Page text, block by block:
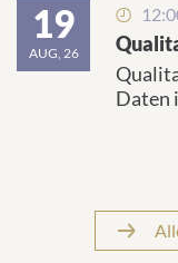
19
AUG, 26
Daten